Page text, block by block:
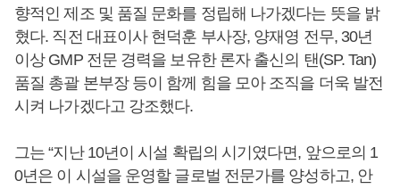
향적인 제조 및 품질 문화를 정립해 나가겠다는 뜻을 밝
혔다. 직전 대표이사 현덕훈 부사장, 양재영 전무, 30년
이상 GMP 전문 경력을 보유한 론자 출신의 탠(SP. Tan)
품질 총괄 본부장 등이 함께 힘을 모아 조직을 더욱 발전
시켜 나가겠다고 강조했다.
그는 “지난 10년이 시설 확립의 시기였다면, 앞으로의 1
0년은 이 시설을 운영할 글로벌 전문가를 양성하고, 안